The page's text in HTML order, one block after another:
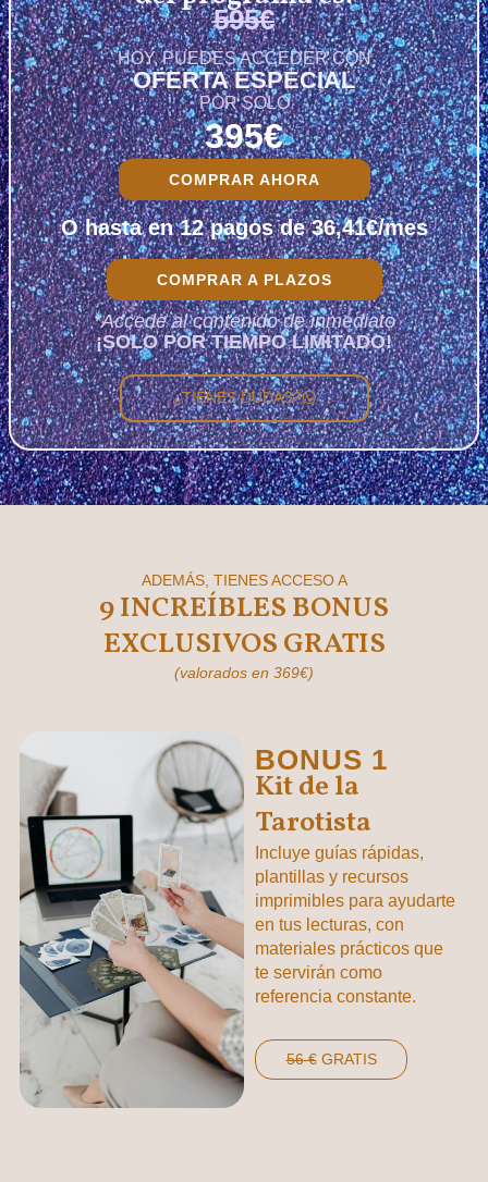
595€
HOY, PUEDES ACCEDER CON
OFERTA ESPECIAL
POR SOLO
395€
COMPRAR AHORA
O hasta en 12 pagos de 36,41€/mes
COMPRAR A PLAZOS
*Accede al contenido de inmediato
¡SOLO POR TIEMPO LIMITADO!
¿TIENES DUDAS?
ADEMÁS, TIENES ACCESO A
9 INCREÍBLES BONUS
EXCLUSIVOS GRATIS
(valorados en 369€)
BONUS 1
Kit de la
Tarotista
Incluye guías rápidas,
plantillas y recursos
imprimibles para ayudarte
en tus lecturas, con
materiales prácticos que
te servirán como
referencia constante.
56 €GRATIS